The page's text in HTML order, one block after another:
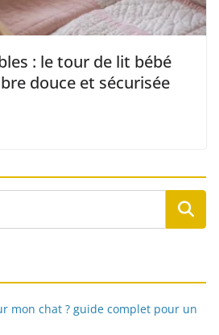
: le tour de lit bébé
douce et sécurisée
mon chat ? guide complet pour un